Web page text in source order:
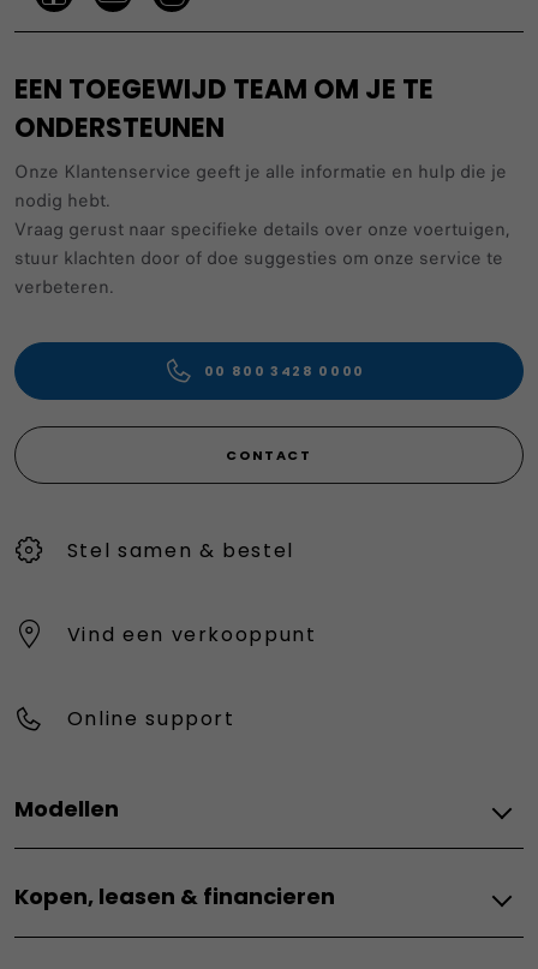
EEN TOEGEWIJD TEAM OM JE TE
ONDERSTEUNEN
Onze Klantenservice geeft je alle informatie en hulp die je
nodig hebt.
Vraag gerust naar specifieke details over onze voertuigen,
stuur klachten door of doe suggesties om onze service te
verbeteren.
00 800 3428 0000
CONTACT
Stel samen & bestel
Vind een verkooppunt
Online support
Modellen
Grizzly
Kopen, leasen & financieren